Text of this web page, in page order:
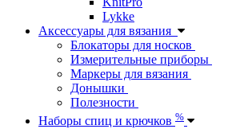
Lykke
Аксессуары для вязания
Блокаторы для носков
Измерительные приборы
Маркеры для вязания
Донышки
Полезности
Наборы спиц и крючков %